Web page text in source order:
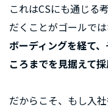
これはCSにも通じる
だくことがゴールでは
ボーディングを経て
ころまでを見据えて
だからこそ、もし入